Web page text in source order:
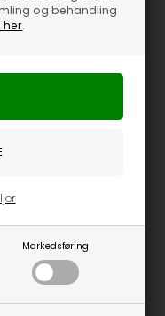
og behandling
her.
Markedsføring
Sandalwood - 100 ml